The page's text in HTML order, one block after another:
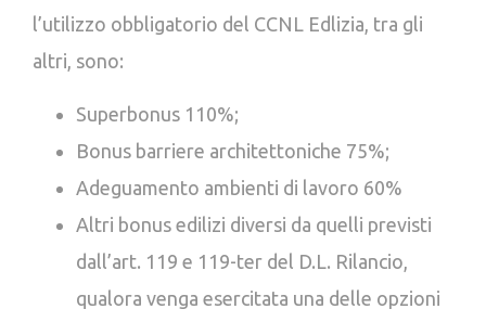
l’utilizzo obbligatorio del CCNL Edlizia, tra gli
altri, sono:
Superbonus 110%;
Bonus barriere architettoniche 75%;
Adeguamento ambienti di lavoro 60%
Altri bonus edilizi diversi da quelli previsti
dall’art. 119 e 119-ter del D.L. Rilancio,
qualora venga esercitata una delle opzioni